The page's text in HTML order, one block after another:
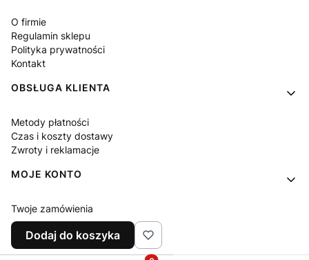
O firmie
Regulamin sklepu
Polityka prywatności
Kontakt
OBSŁUGA KLIENTA
Metody płatności
Czas i koszty dostawy
Zwroty i reklamacje
MOJE KONTO
Twoje zamówienia
Ustawienia konta
Ulubione
Dodaj do koszyka